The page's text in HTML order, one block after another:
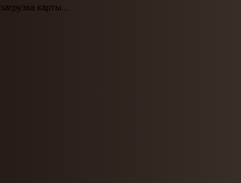
загрузка карты...